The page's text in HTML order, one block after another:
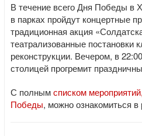
В течение всего Дня Победы в
в парках пройдут концертные
традиционная акция
театрализованные постановки
реконструкции. Вечером, в
столицей прогремит
С полнымсписком
Победы, можно ознакомиться